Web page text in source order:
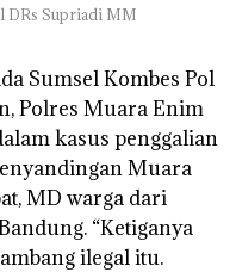
DRs Supriadi MM
Sumsel Kombes Pol
Polres Muara Enim
kasus penggalian
Muara
MD warga dari
“Ketiganya
ilegal itu.